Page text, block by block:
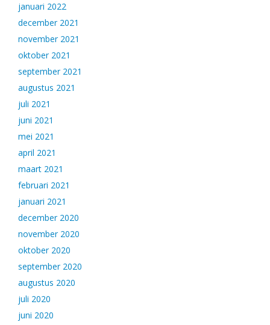
januari 2022
december 2021
november 2021
oktober 2021
september 2021
augustus 2021
juli 2021
juni 2021
mei 2021
april 2021
maart 2021
februari 2021
januari 2021
december 2020
november 2020
oktober 2020
september 2020
augustus 2020
juli 2020
juni 2020